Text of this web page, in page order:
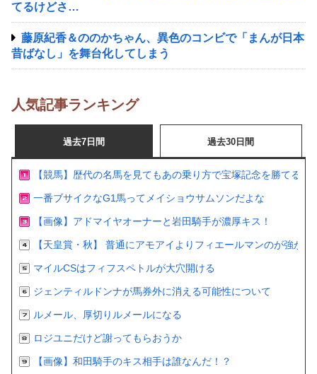
てるけどさ…
藤原紀香＆ののかちゃん、異色のコンビで「まんが日本
昔ばなし」を舞台化してしまう
人気記事ランキング
過去7日間 過去30日間
【競馬】歴代の名馬を見てもあの乗り方で宝塚記念を勝てる
一番ブサイクなG1馬ってメイショウサムソンだよな
【画像】アドマイヤオーナーと岩田騎手が濃厚キス！
【天皇賞・秋】 普通にアモアイよりフィエールマンのが強かっ
マイルCSはフィフスペトルが大穴開ける
ジェンティルドンナが馬券外に消える可能性について
ルメール、厚切りルメールになる
ロジユニだけど謝ってもらおうか
【画像】和田騎手のキス相手は誰なんだ！？